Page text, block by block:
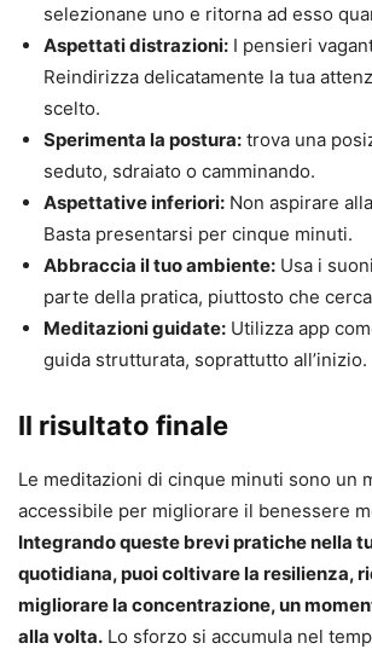
selezionane uno e ritorna ad esso
Aspettati distrazioni: I pensieri
Reindirizza delicatamente la tua
scelto.
Sperimenta la postura: trova una
seduto, sdraiato o camminando.
Aspettative inferiori: Non aspirare
Basta presentarsi per cinque minuti.
Abbraccia il tuo ambiente: Usa i
parte della pratica, piuttosto che
Meditazioni guidate: Utilizza app
guida strutturata, soprattutto all’inizio.
Il risultato finale
Le meditazioni di cinque minuti sono un
accessibile per migliorare il benessere
Integrando queste brevi pratiche nella
quotidiana, puoi coltivare la resilienza,
migliorare la concentrazione, un
alla volta. Lo sforzo si accumula nel